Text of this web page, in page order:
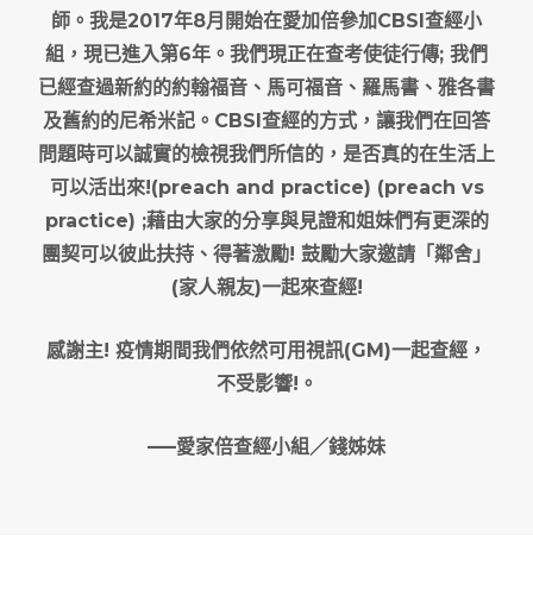
師。我是2017年8月開始在愛加倍參加CBSI查經小
組，現已進入第6年。我們現正在查考使徒行傳; 我們
已經查過新約的約翰福音、馬可福音、羅馬書、雅各書
及舊約的尼希米記。CBSI查經的方式，讓我們在回答
問題時可以誠實的檢視我們所信的，是否真的在生活上
可以活出來!(preach and practice) (preach vs
practice) ;藉由大家的分享與見證和姐妹們有更深的
團契可以彼此扶持、得著激勵! 鼓勵大家邀請「鄰舍」
(家人親友)一起來查經!
感謝主! 疫情期間我們依然可用視訊(GM)一起查經，
不受影響!。
—–愛家倍查經小組／錢姊妹